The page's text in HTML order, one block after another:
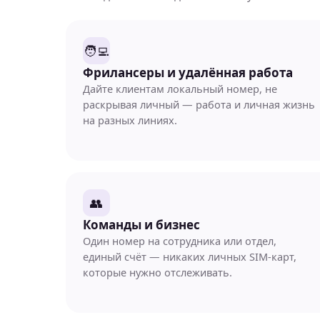
🧑‍💻
Фрилансеры и удалённая работа
Дайте клиентам локальный номер, не
раскрывая личный — работа и личная жизнь
на разных линиях.
👥
Команды и бизнес
Один номер на сотрудника или отдел,
единый счёт — никаких личных SIM-карт,
которые нужно отслеживать.